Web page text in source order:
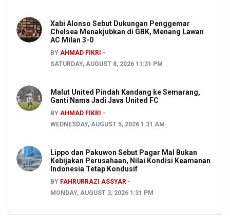
Xabi Alonso Sebut Dukungan Penggemar
Chelsea Menakjubkan di GBK, Menang Lawan
AC Milan 3-0
BY AHMAD FIKRI
SATURDAY, AUGUST 8, 2026 11:31 PM
Malut United Pindah Kandang ke Semarang,
Ganti Nama Jadi Java United FC
BY AHMAD FIKRI
WEDNESDAY, AUGUST 5, 2026 1:31 AM
Lippo dan Pakuwon Sebut Pagar Mal Bukan
Kebijakan Perusahaan, Nilai Kondisi Keamanan
Indonesia Tetap Kondusif
BY FAHRURRAZI ASSYAR
MONDAY, AUGUST 3, 2026 1:31 PM